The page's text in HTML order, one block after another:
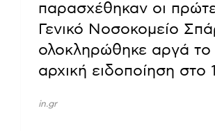
παρασχέθηκαν οι
Γενικό Νοσοκομείο
ολοκληρώθηκε αργά το
αρχική ειδοποίηση στο
in.gr